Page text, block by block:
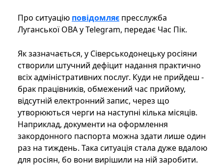
Про ситуацію повідомляє пресслужба
Луганської ОВА у Telegram, передає Час Пік.
Як зазначається, у Сіверськодонецьку росіяни
створили штучний дефіцит надання практично
всіх адміністративних послуг. Куди не прийдеш -
брак працівників, обмежений час прийому,
відсутній електронний запис, через що
утворюються черги на наступні кілька місяців.
Наприклад, документи на оформлення
закордонного паспорта можна здати лише один
раз на тиждень. Така ситуація стала дуже вдалою
для росіян, бо вони вирішили на ній заробити.